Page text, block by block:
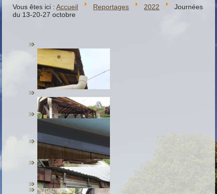
Vous êtes ici :Accueil Reportages 2022
Journées
du 13-20-27 octobre